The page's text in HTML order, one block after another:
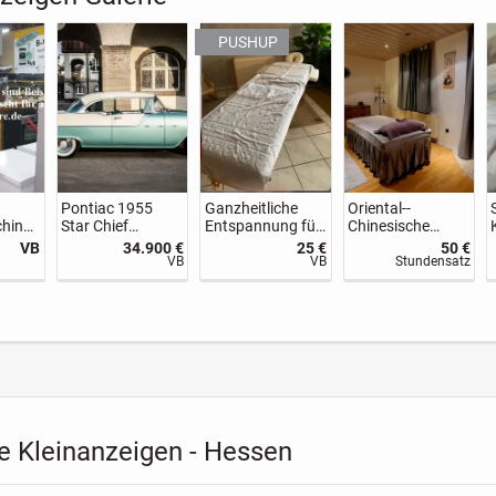
€
Zwergpinscher
Welpen
1.500 €
Festpreis
Für Sie kostenfrei
- Reisebegleitung
Australian
Shepherd Welpen
1.900 €
VB
Kleinanzeigen - Hessen